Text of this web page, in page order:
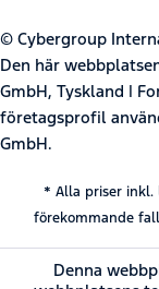
© Cybergroup
Den här
GmbH, Tyskland |
företagsprofil
GmbH.
* Alla priser inkl.
förekommande
Denna